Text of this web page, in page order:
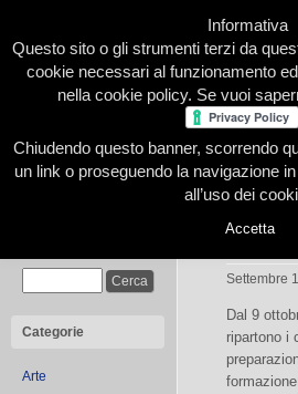
Home Presentazione
Categorie
Arte
Vuoi
Settembre
Dal 9
ripartono i
Informativa
Questo sito o gli strumenti terzi da
cookie necessari al funzionamento
nella cookie policy. Se vuoi
Chiudendo questo banner, scorrendo
un link o proseguendo la navigazione
all’uso dei
Accetta